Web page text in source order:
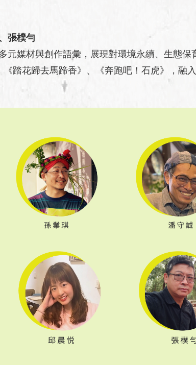
張樸勻
媒材與創作語彙，展現對環境永續、生態保
《踏花歸去馬蹄香》、《奔跑吧！石虎》，